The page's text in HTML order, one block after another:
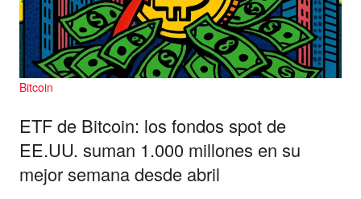
Bitcoin
ETF de Bitcoin: los fondos spot de
EE.UU. suman 1.000 millones en su
mejor semana desde abril